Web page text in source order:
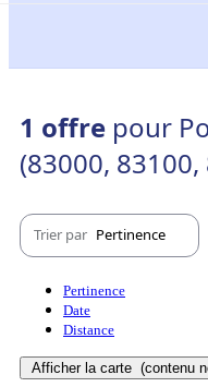
1 offre pour
(83000, 83100,
Trier par Pertinence
Pertinence
Date
Distance
Afficher la carte (contenu